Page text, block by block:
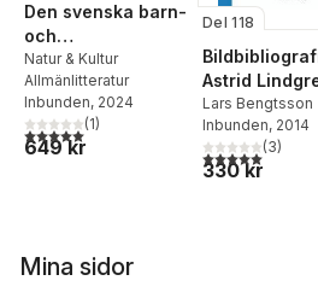
Den svenska barn-
och
ungdomslitterature
ns historia 1-2
Natur & Kultur
Allmänlitteratur
Inbunden, 2024
5,0utav 5 stjärnor. Totalt antal röster:
(1)
649 kr
Del 118
Astrid
skrifter 1921-
Lars Bengtsson
Inbunden, 2014
5,0utav 5(3)
330 kr
Mina sidor